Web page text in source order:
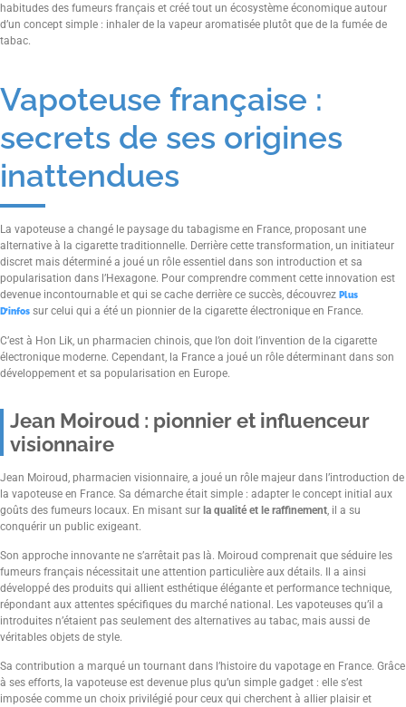
habitudes des fumeurs français et créé tout un écosystème économique autour
d’un concept simple : inhaler de la vapeur aromatisée plutôt que de la fumée de
tabac.
Vapoteuse française :
secrets de ses origines
inattendues
La vapoteuse a changé le paysage du tabagisme en France, proposant une
alternative à la cigarette traditionnelle. Derrière cette transformation, un initiateur
discret mais déterminé a joué un rôle essentiel dans son introduction et sa
popularisation dans l’Hexagone. Pour comprendre comment cette innovation est
devenue incontournable et qui se cache derrière ce succès, découvrez Plus
D’infos sur celui qui a été un pionnier de la cigarette électronique en France.
C’est à Hon Lik, un pharmacien chinois, que l’on doit l’invention de la cigarette
électronique moderne. Cependant, la France a joué un rôle déterminant dans son
développement et sa popularisation en Europe.
Jean Moiroud : pionnier et influenceur
visionnaire
Jean Moiroud, pharmacien visionnaire, a joué un rôle majeur dans l’introduction de
la vapoteuse en France. Sa démarche était simple : adapter le concept initial aux
goûts des fumeurs locaux. En misant sur la qualité et le raffinement , il a su
conquérir un public exigeant.
Son approche innovante ne s’arrêtait pas là. Moiroud comprenait que séduire les
fumeurs français nécessitait une attention particulière aux détails. Il a ainsi
développé des produits qui allient esthétique élégante et performance technique,
répondant aux attentes spécifiques du marché national. Les vapoteuses qu’il a
introduites n’étaient pas seulement des alternatives au tabac, mais aussi de
véritables objets de style.
Sa contribution a marqué un tournant dans l’histoire du vapotage en France. Grâce
à ses efforts, la vapoteuse est devenue plus qu’un simple gadget : elle s’est
imposée comme un choix privilégié pour ceux qui cherchent à allier plaisir et